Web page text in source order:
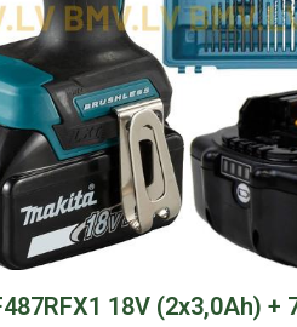
18V (2x3,0Ah) +